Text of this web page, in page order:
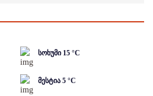
სოხუმი 15 °C
მესტია 5 °C